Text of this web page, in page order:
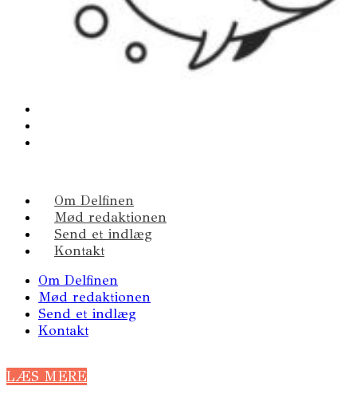
Om Delfinen
Mød redaktionen
Send et indlæg
Kontakt
Om Delfinen
Mød redaktionen
Send et indlæg
Kontakt
LÆS MERE